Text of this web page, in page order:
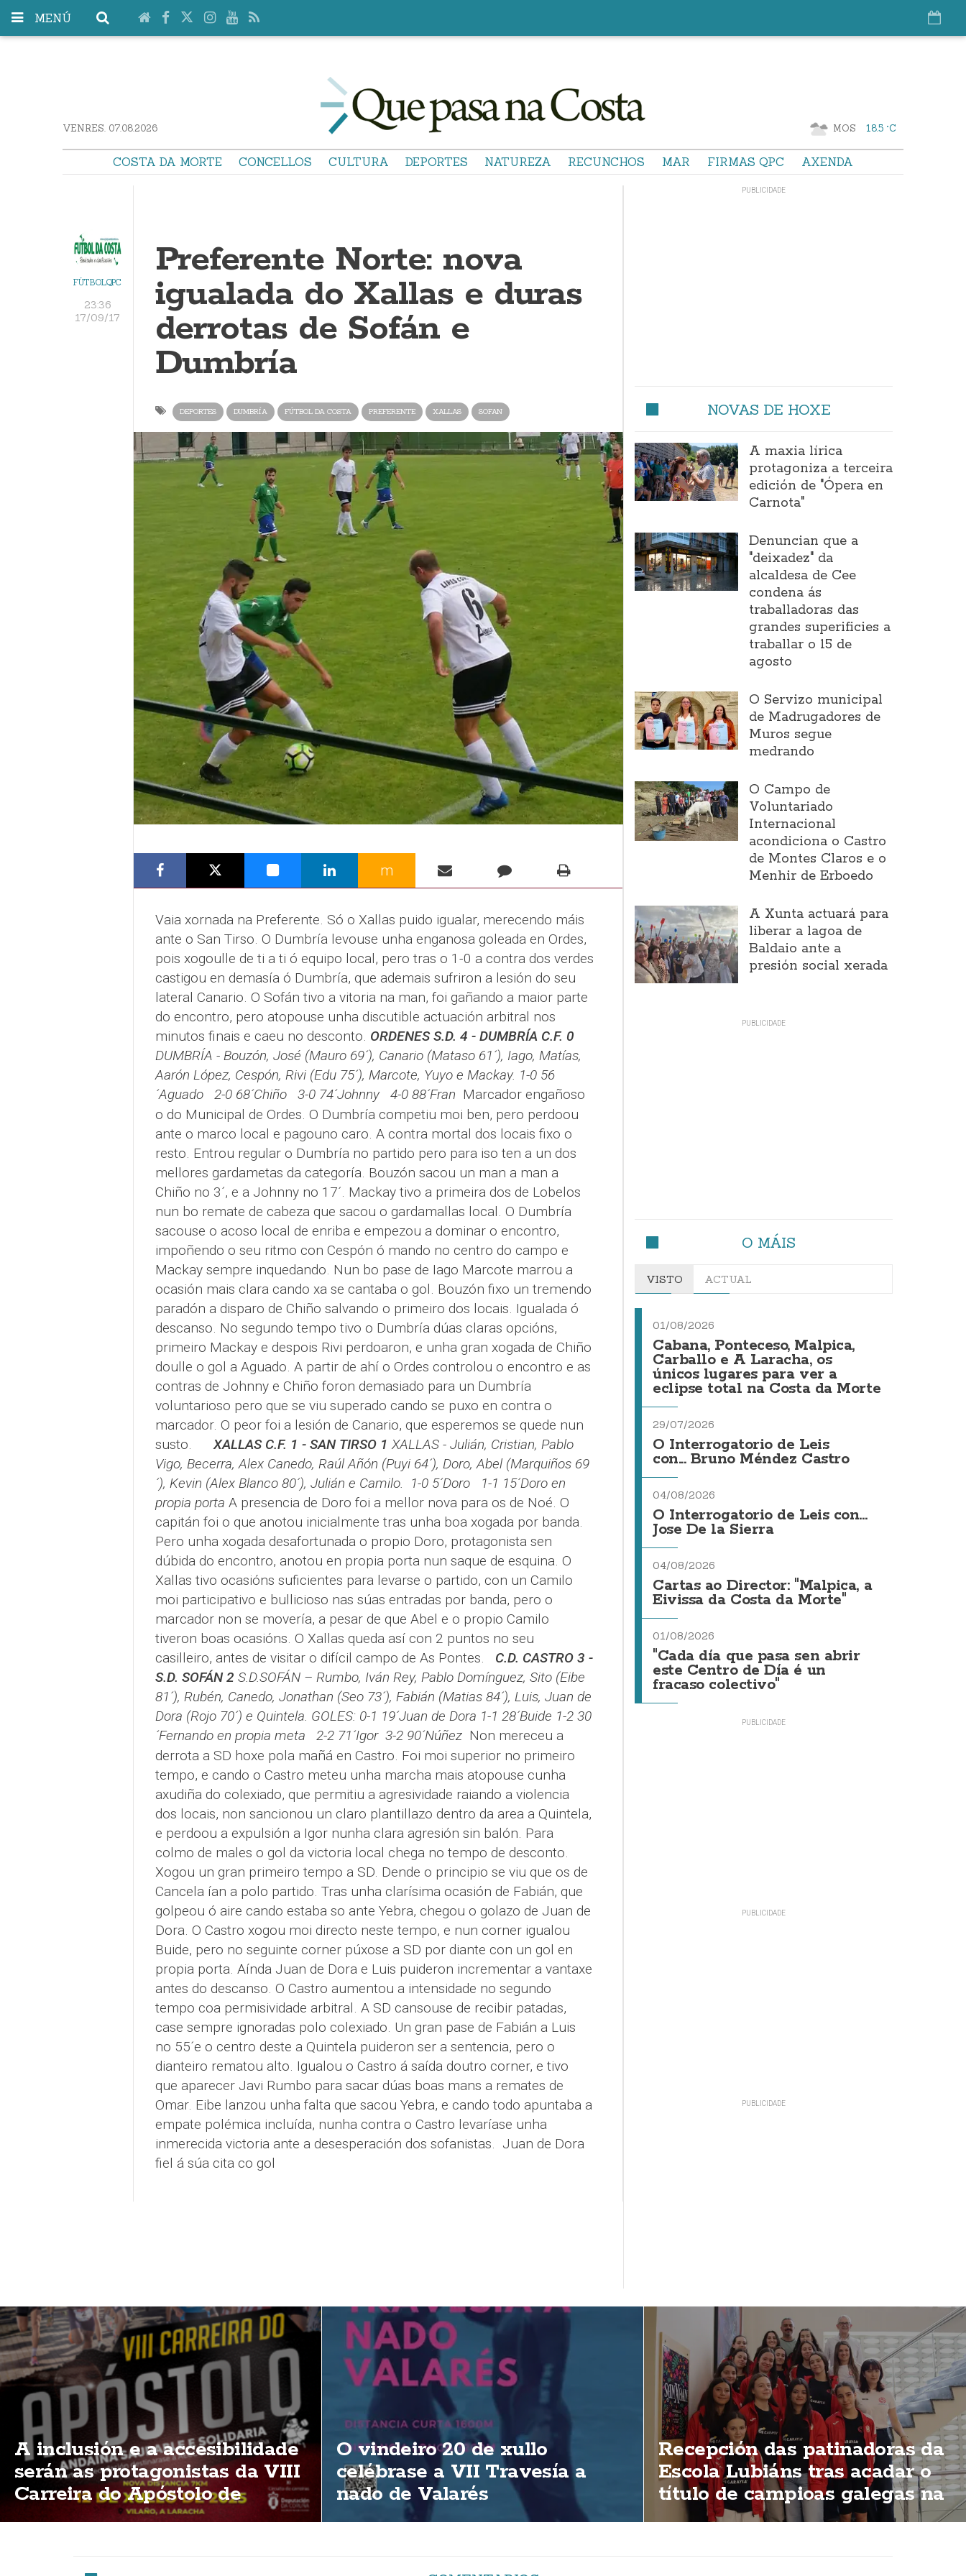
MENÚ
VENRES. 07.08.2026 MOS 18.5 °C
COSTA DA MORTE CONCELLOS CULTURA DEPORTES NATUREZA RECUNCHOS MAR FIRMAS QPC AXENDA
FÚTBOLQPC
23:36
17/09/17
Preferente Norte: nova
igualada do Xallas e duras
derrotas de Sofán e
Dumbría
DEPORTES DUMBRÍA FÚTBOL DA COSTA PREFERENTE XALLAS SOFAN
m
Vaia xornada na Preferente. Só o Xallas puido igualar, merecendo máis
ante o San Tirso. O Dumbría levouse unha enganosa goleada en Ordes,
pois xogoulle de ti a ti ó equipo local, pero tras o 1-0 a contra dos verdes
castigou en demasía ó Dumbría, que ademais sufriron a lesión do seu
lateral Canario. O Sofán tivo a vitoria na man, foi gañando a maior parte
do encontro, pero atopouse unha discutible actuación arbitral nos
minutos finais e caeu no desconto. ORDENES S.D. 4 - DUMBRÍA C.F. 0
DUMBRÍA - Bouzón, José (Mauro 69´), Canario (Mataso 61´), Iago, Matías,
Aarón López, Cespón, Rivi (Edu 75´), Marcote, Yuyo e Mackay. 1-0 56
´Aguado 2-0 68´Chiño 3-0 74´Johnny 4-0 88´Fran Marcador engañoso
o do Municipal de Ordes. O Dumbría competiu moi ben, pero perdoou
ante o marco local e pagouno caro. A contra mortal dos locais fixo o
resto. Entrou regular o Dumbría no partido pero para iso ten a un dos
mellores gardametas da categoría. Bouzón sacou un man a man a
Chiño no 3´, e a Johnny no 17´. Mackay tivo a primeira dos de Lobelos
nun bo remate de cabeza que sacou o gardamallas local. O Dumbría
sacouse o acoso local de enriba e empezou a dominar o encontro,
impoñendo o seu ritmo con Cespón ó mando no centro do campo e
Mackay sempre inquedando. Nun bo pase de Iago Marcote marrou a
ocasión mais clara cando xa se cantaba o gol. Bouzón fixo un tremendo
paradón a disparo de Chiño salvando o primeiro dos locais. Igualada ó
descanso. No segundo tempo tivo o Dumbría dúas claras opcións,
primeiro Mackay e despois Rivi perdoaron, e unha gran xogada de Chiño
doulle o gol a Aguado. A partir de ahí o Ordes controlou o encontro e as
contras de Johnny e Chiño foron demasiado para un Dumbría
voluntarioso pero que se viu superado cando se puxo en contra o
marcador. O peor foi a lesión de Canario, que esperemos se quede nun
susto.
XALLAS C.F. 1 - SAN TIRSO 1 XALLAS - Julián, Cristian, Pablo
Vigo, Becerra, Alex Canedo, Raúl Añón (Puyi 64´), Doro, Abel (Marquiños 69
´), Kevin (Alex Blanco 80´), Julián e Camilo.
1-0 5´Doro 1-1 15´Doro en
propia porta A presencia de Doro foi a mellor nova para os de Noé. O
capitán foi o que anotou inicialmente tras unha boa xogada por banda.
Pero unha xogada desafortunada o propio Doro, protagonista sen
dúbida do encontro, anotou en propia porta nun saque de esquina. O
Xallas tivo ocasións suficientes para levarse o partido, con un Camilo
moi participativo e bullicioso nas súas entradas por banda, pero o
marcador non se movería, a pesar de que Abel e o propio Camilo
tiveron boas ocasións. O Xallas queda así con 2 puntos no seu
casilleiro, antes de visitar o difícil campo de As Pontes. C.D. CASTRO 3 -
S.D. SOFÁN 2 S.D.SOFÁN – Rumbo, Iván Rey, Pablo Domínguez, Sito (Eibe
81´), Rubén, Canedo, Jonathan (Seo 73´), Fabián (Matias 84´), Luis, Juan de
Dora (Rojo 70´) e Quintela. GOLES: 0-1 19´Juan de Dora 1-1 28´Buide 1-2 30
´Fernando en propia meta 2-2 71´Igor 3-2 90´Núñez Non mereceu a
derrota a SD hoxe pola mañá en Castro. Foi moi superior no primeiro
tempo, e cando o Castro meteu unha marcha mais atopouse cunha
axudiña do colexiado, que permitiu a agresividade raiando a violencia
dos locais, non sancionou un claro plantillazo dentro da area a Quintela,
e perdoou a expulsión a Igor nunha clara agresión sin balón. Para
colmo de males o gol da victoria local chega no tempo de desconto.
Xogou un gran primeiro tempo a SD. Dende o principio se viu que os de
Cancela ían a polo partido. Tras unha clarísima ocasión de Fabián, que
golpeou ó aire cando estaba so ante Yebra, chegou o golazo de Juan de
Dora. O Castro xogou moi directo neste tempo, e nun corner igualou
Buide, pero no seguinte corner púxose a SD por diante con un gol en
propia porta. Aínda Juan de Dora e Luis puideron incrementar a vantaxe
antes do descanso. O Castro aumentou a intensidade no segundo
tempo coa permisividade arbitral. A SD cansouse de recibir patadas,
case sempre ignoradas polo colexiado. Un gran pase de Fabián a Luis
no 55´e o centro deste a Quintela puideron ser a sentencia, pero o
dianteiro rematou alto. Igualou o Castro á saída doutro corner, e tivo
que aparecer Javi Rumbo para sacar dúas boas mans a remates de
Omar. Eibe lanzou unha falta que sacou Yebra, e cando todo apuntaba a
empate polémica incluída, nunha contra o Castro levaríase unha
inmerecida victoria ante a desesperación dos sofanistas. Juan de Dora
fiel á súa cita co gol
NOVAS DE HOXE
A maxia lírica
protagoniza a terceira
edición de "Ópera en
Carnota"
Denuncian que a
"deixadez" da
alcaldesa de Cee
condena ás
traballadoras das
grandes superificies a
traballar o 15 de
agosto
O Servizo municipal
de Madrugadores de
Muros segue
medrando
O Campo de
Voluntariado
Internacional
acondiciona o Castro
de Montes Claros e o
Menhir de Erboedo
A Xunta actuará para
liberar a lagoa de
Baldaio ante a
presión social xerada
O MÁIS
VISTO ACTUAL
01/08/2026
Cabana, Ponteceso, Malpica,
Carballo e A Laracha, os
únicos lugares para ver a
eclipse total na Costa da Morte
29/07/2026
O Interrogatorio de Leis
con... Bruno Méndez Castro
04/08/2026
O Interrogatorio de Leis con...
Jose De la Sierra
04/08/2026
Cartas ao Director: "Malpica, a
Eivissa da Costa da Morte"
01/08/2026
"Cada día que pasa sen abrir
este Centro de Día é un
fracaso colectivo"
A inclusión e a accesibilidade
serán as protagonistas da VIII
Carreira do Apóstolo de
Vilaño
O vindeiro 20 de xullo
celébrase a VII Travesía a
nado de Valarés
Recepción das patinadoras da
Escola Lubiáns tras acadar o
título de campioas galegas na
modalidas "ShoW"